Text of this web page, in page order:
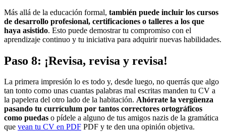
Más allá de la educación formal, también puede incluir los cursos
de desarrollo profesional, certificaciones o talleres a los que
haya asistido. Esto puede demostrar tu compromiso con el
aprendizaje continuo y tu iniciativa para adquirir nuevas habilidades.
Paso 8: ¡Revisa, revisa y revisa!
La primera impresión lo es todo y, desde luego, no querrás que algo
tan tonto como unas cuantas palabras mal escritas manden tu CV a
la papelera del otro lado de la habitación. Ahórrate la vergüenza
pasando tu currículum por tantos correctores ortográficos
como puedas o pídele a alguno de tus amigos nazis de la gramática
que vean tu CV en PDF PDF y te den una opinión objetiva.